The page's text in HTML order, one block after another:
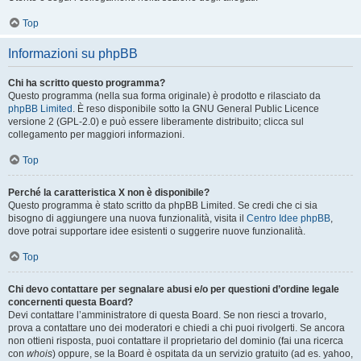
Top
Informazioni su phpBB
Chi ha scritto questo programma?
Questo programma (nella sua forma originale) è prodotto e rilasciato da
phpBB Limited . È reso disponibile sotto la GNU General Public Licence
versione 2 (GPL-2.0) e può essere liberamente distribuito; clicca sul
collegamento per maggiori informazioni.
Top
Perché la caratteristica X non è disponibile?
Questo programma è stato scritto da phpBB Limited. Se credi che ci sia
bisogno di aggiungere una nuova funzionalità, visita il Centro Idee phpBB,
dove potrai supportare idee esistenti o suggerire nuove funzionalità.
Top
Chi devo contattare per segnalare abusi e/o per questioni d’ordine legale
concernenti questa Board?
Devi contattare l’amministratore di questa Board. Se non riesci a trovarlo,
prova a contattare uno dei moderatori e chiedi a chi puoi rivolgerti. Se ancora
non ottieni risposta, puoi contattare il proprietario del dominio (fai una ricerca
con whois) oppure, se la Board è ospitata da un servizio gratuito (ad es. yahoo,